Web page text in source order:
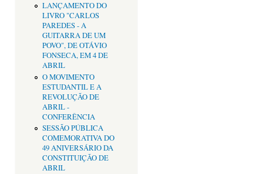
LANÇAMENTO DO
LIVRO "CARLOS
PAREDES - A
GUITARRA DE UM
POVO", DE OTÁVIO
FONSECA, EM 4 DE
ABRIL
O MOVIMENTO
ESTUDANTIL E A
REVOLUÇÃO DE
ABRIL -
CONFERÊNCIA
SESSÃO PÚBLICA
COMEMORATIVA DO
49 ANIVERSÁRIO DA
CONSTITUIÇÃO DE
ABRIL